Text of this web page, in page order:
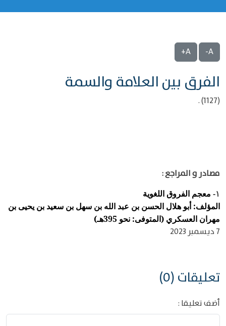
A-
A+
الفرق بين العلامة والسمة
(1127) .
مصادر و المراجع :
١-
معجم الفروق اللغوية
المؤلف: أبو هلال الحسن بن عبد الله بن سهل بن سعيد بن يحيى بن
مهران العسكري (المتوفى: نحو 395هـ)
7 ديسمبر 2023
تعليقات (0)
أضف تعليقا :